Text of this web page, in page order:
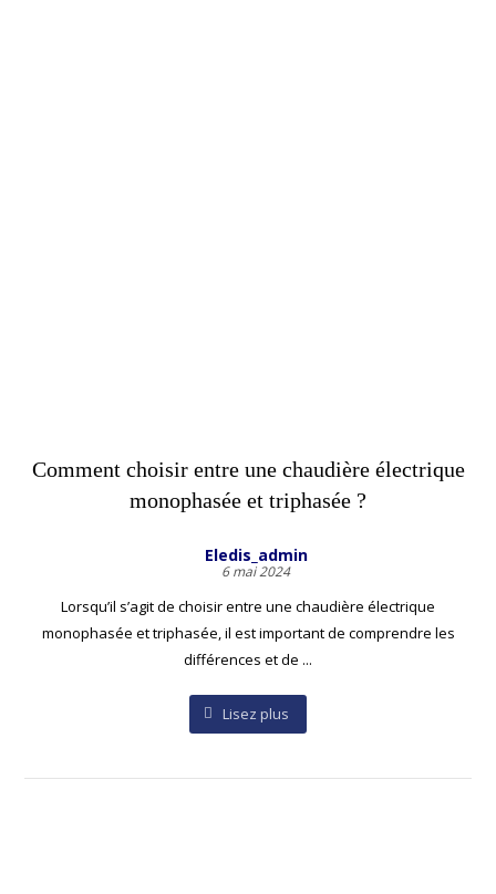
Comment choisir entre une chaudière électrique
monophasée et triphasée ?
Eledis_admin
6 mai 2024
Lorsqu’il s’agit de choisir entre une chaudière électrique
monophasée et triphasée, il est important de comprendre les
différences et de ...
Lisez plus